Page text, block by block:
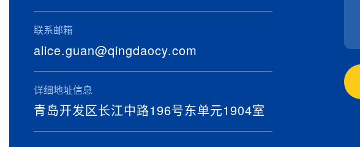
联系邮箱
alice.guan@qingdaocy.com
详细地址信息
青岛开发区长江中路196号东单元1904室